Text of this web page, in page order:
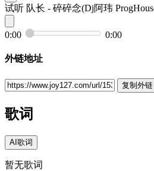
试听 队长 - 碎碎念(Dj阿玮
0:00 0:00
外链地址
复制外链
歌词
AI歌词
暂无歌词